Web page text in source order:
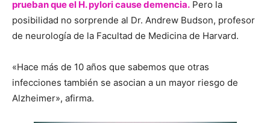
prueban que el H. pylori cause demencia. Pero la
posibilidad no sorprende al Dr. Andrew Budson, profesor
de neurología de la Facultad de Medicina de Harvard.
«Hace más de 10 años que sabemos que otras
infecciones también se asocian a un mayor riesgo de
Alzheimer», afirma.